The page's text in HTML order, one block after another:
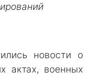
новости о
актах, военных